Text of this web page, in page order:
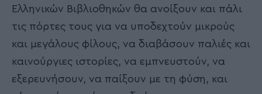
Ελληνικών Βιβλιοθηκών θα ανοίξουν και πάλι
τις πόρτες τους για να υποδεχτούν μικρούς
και μεγάλους φίλους, να διαβάσουν παλιές και
καινούργιες ιστορίες, να εμπνευστούν, να
εξερευνήσουν, να παίξουν με τη φύση, και